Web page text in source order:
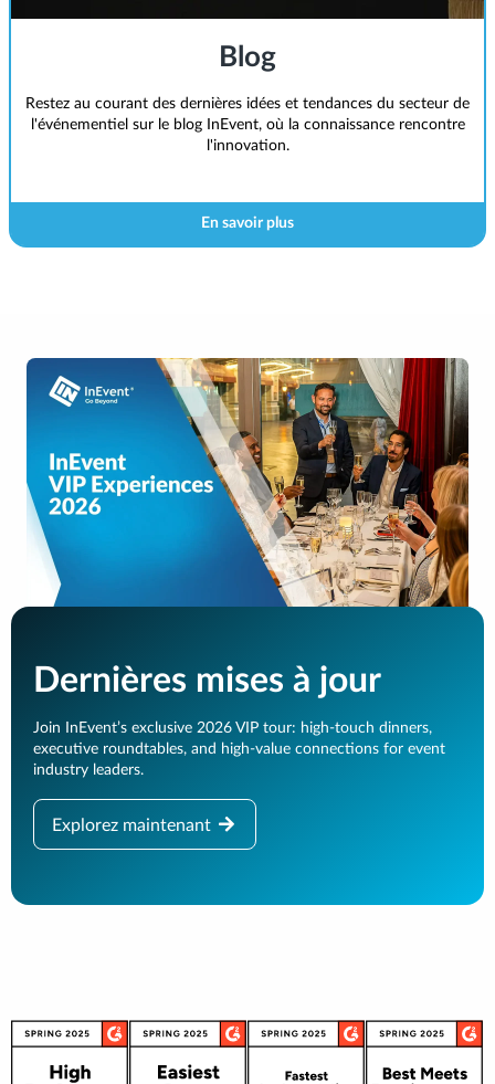
Blog
Restez au courant des dernières idées et tendances du secteur de
l'événementiel sur le blog InEvent, où la connaissance rencontre
l'innovation.
En savoir plus
Dernières mises à jour
Join InEvent’s exclusive 2026 VIP tour: high-touch dinners,
executive roundtables, and high-value connections for event
industry leaders.
Explorez maintenant